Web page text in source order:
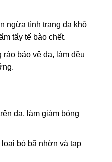
ngừa tình trạng da khô
tẩy tế bào chết.
rào bảo vệ da, làm đều
da, làm giảm bóng
bỏ bã nhờn và tạp